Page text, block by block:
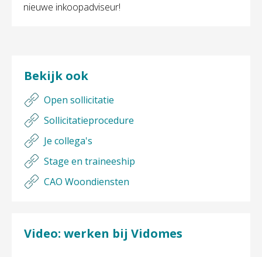
nieuwe inkoopadviseur!
Bekijk ook
Open sollicitatie
Sollicitatieprocedure
Je collega's
Stage en traineeship
CAO Woondiensten
Video: werken bij Vidomes